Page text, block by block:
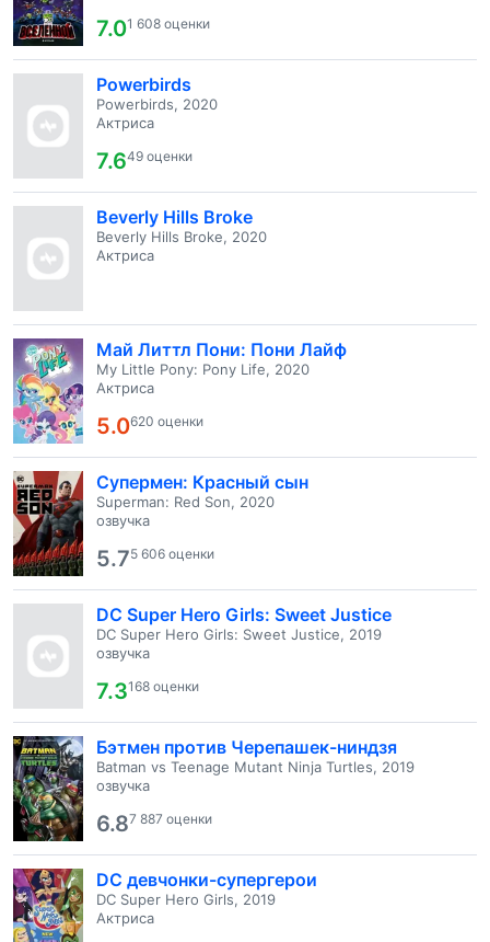
7.01 608 оценки
Powerbirds
Powerbirds, 2020
Актриса
7.649 оценки
Beverly Hills Broke
Beverly Hills Broke, 2020
Актриса
Май Литтл Пони: Пони Лайф
My Little Pony: Pony Life, 2020
Актриса
5.0620 оценки
Супермен: Красный сын
Superman: Red Son, 2020
озвучка
5.75 606 оценки
DC Super Hero Girls: Sweet Justice
DC Super Hero Girls: Sweet Justice, 2019
озвучка
7.3168 оценки
Бэтмен против Черепашек-ниндзя
Batman vs Teenage Mutant Ninja Turtles, 2019
озвучка
6.87 887 оценки
DC девчонки-супергерои
DC Super Hero Girls, 2019
Актриса